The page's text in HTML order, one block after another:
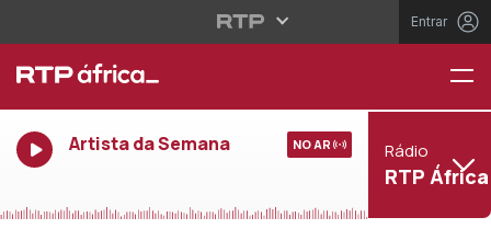
Entrar
Artista da Semana NO AR Rádio
RTP África